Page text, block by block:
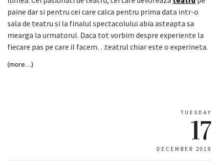
paine dar si pentru cei care calca pentru prima data intr-o
sala de teatru si la finalul spectacolului abia asteapta sa
mearga la urmatorul. Daca tot vorbim despre experiente la
fiecare pas pe care il facem…teatrul chiar este o experineta.
(more…)
TUESDAY
17
DECEMBER 2019